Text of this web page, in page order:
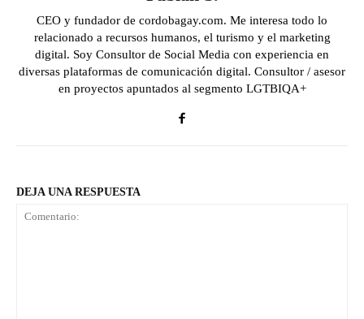
CEO y fundador de cordobagay.com. Me interesa todo lo
relacionado a recursos humanos, el turismo y el marketing
digital. Soy Consultor de Social Media con experiencia en
diversas plataformas de comunicación digital. Consultor / asesor
en proyectos apuntados al segmento LGTBIQA+
DEJA UNA RESPUESTA